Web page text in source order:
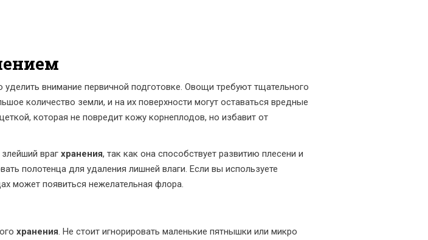
внимание первичной подготовке. Овощи требуют тщательного
количество земли, и на их поверхности могут оставаться вредные
которая не повредит кожу корнеплодов, но избавит от
враг хранения, так как она способствует развитию плесени и
полотенца для удаления лишней влаги. Если вы используете
может появиться нежелательная флора.
хранения. Не стоит игнорировать маленькие пятнышки или микро